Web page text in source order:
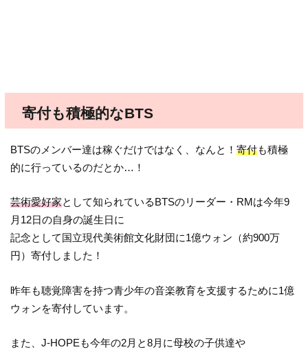
寄付も積極的なBTS
BTSのメンバー達は稼ぐだけではなく、なんと！寄付も積極
的に行っているのだとか…！
芸術愛好家として知られているBTSのリーダー・RMは今年9
月12日の自身の誕生日に
記念として国立現代美術館文化財団に1億ウォン（約900万
円）寄付しました！
昨年も聴覚障害を持つ青少年の音楽教育を支援するために1億
ウォンを寄付しています。
また、J-HOPEも今年の2月と8月に母校の子供達や